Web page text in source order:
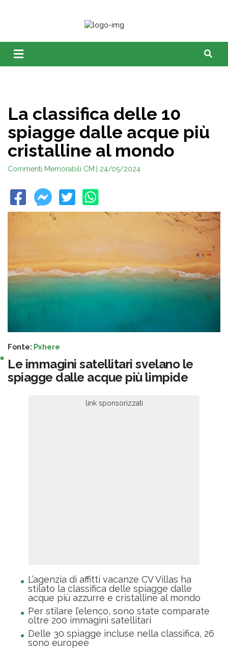
La classifica delle 10
spiagge dalle acque più
cristalline al mondo
Commenti Memorabili CM | 24/05/2024
Fonte: Pxhere
Le immagini satellitari svelano le
spiagge dalle acque più limpide
L’agenzia di affitti vacanze CV Villas ha
stilato la classifica delle spiagge dalle
acque più azzurre e cristalline al mondo
Per stilare l’elenco, sono state comparate
oltre 200 immagini satellitari
Delle 30 spiagge incluse nella classifica, 26
sono europee